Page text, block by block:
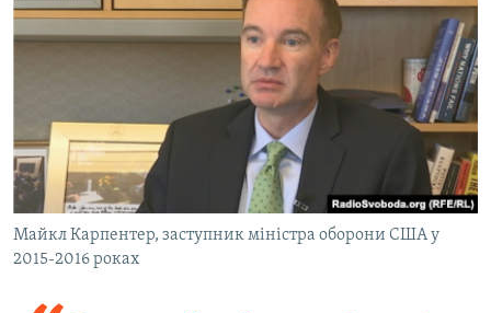
Майкл Карпентер, заступник міністра оборони США у
2015-2016 роках